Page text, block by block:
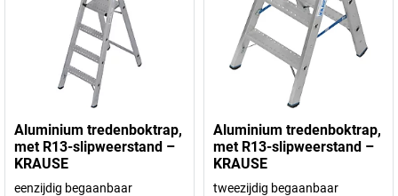
Aluminium tredenboktrap,
met R13-slipweerstand –
KRAUSE
eenzijdig begaanbaar
Aluminium tredenboktrap,
met R13-slipweerstand –
KRAUSE
tweezijdig begaanbaar